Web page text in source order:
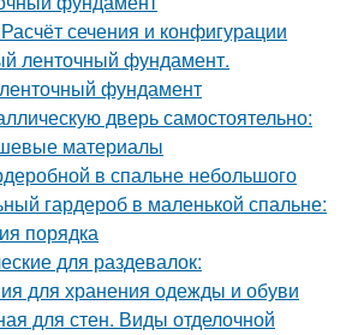
сечения и конфигурации
ленточный фундамент.
фундамент
дверь самостоятельно:
материалы
в спальне небольшого
гардероб в маленькой спальне:
порядка
для раздевалок:
для хранения одежды и обуви
для стен. Виды отделочной